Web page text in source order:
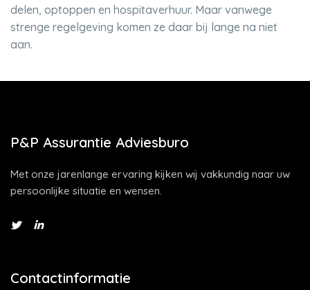
delen, optoppen en hospitaverhuur. Maar vanwege
strenge regelgeving komen ze daar bij lange na niet
aan.
P&P Assurantie Adviesburo
Met onze jarenlange ervaring kijken wij vakkundig naar uw
persoonlijke situatie en wensen.
Contactinformatie